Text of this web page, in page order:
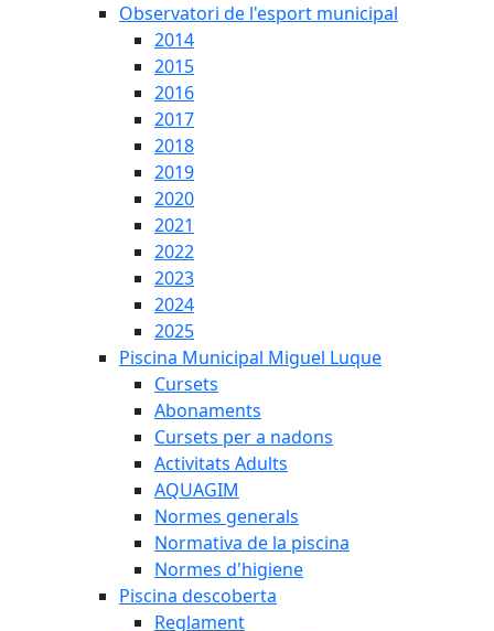
Observatori de l'esport municipal
2014
2015
2016
2017
2018
2019
2020
2021
2022
2023
2024
2025
Piscina Municipal Miguel Luque
Cursets
Abonaments
Cursets per a nadons
Activitats Adults
AQUAGIM
Normes generals
Normativa de la piscina
Normes d'higiene
Piscina descoberta
Reglament